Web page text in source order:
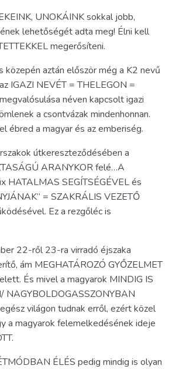
UNOKÁINK sokkal jobb,
lehetőségét adta meg! Élni kell
megerősíteni.
közepén aztán először még a K2 nevű
IGAZI NEVÉT = THELEGON =
néven kapcsolt igazi
a csontvázak mindenhonnan.
ébred a magyar és az emberiség.
útkereszteződésében a
ARANYKOR felé…A
HATALMAS SEGÍTSÉGÉVEL és
= SZAKRÁLIS VEZETŐ
Ez a rezgőléc is
22-ről 23-ra virradó éjszaka
ám MEGHATÁROZÓ GYŐZELMET
És mivel a magyarok MINDIG IS
NAGYBOLDOGASSZONYBAN
világon tudnak erről, ezért közel
a magyarok felemelkedésének ideje
ÉLÉS pedig mindig is olyan